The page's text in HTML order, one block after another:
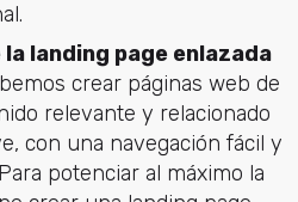
landing page enlazada
crear páginas web de
relevante y relacionado
con una navegación fácil y
potenciar al máximo la